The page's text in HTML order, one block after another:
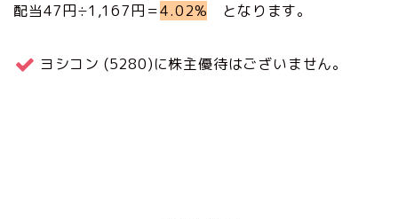
配当47円÷1,167円＝4.02% となります。
ヨシコン (5280)に株主優待はございません。